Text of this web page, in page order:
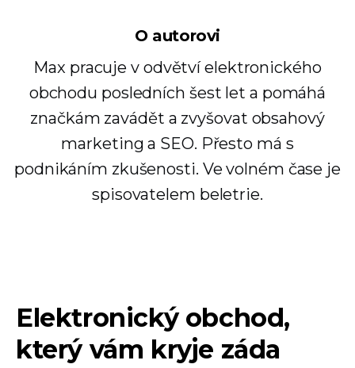
O autorovi
Max pracuje v odvětví elektronického
obchodu posledních šest let a pomáhá
značkám zavádět a zvyšovat obsahový
marketing a SEO. Přesto má s
podnikáním zkušenosti. Ve volném čase je
spisovatelem beletrie.
Elektronický obchod,
který vám kryje záda